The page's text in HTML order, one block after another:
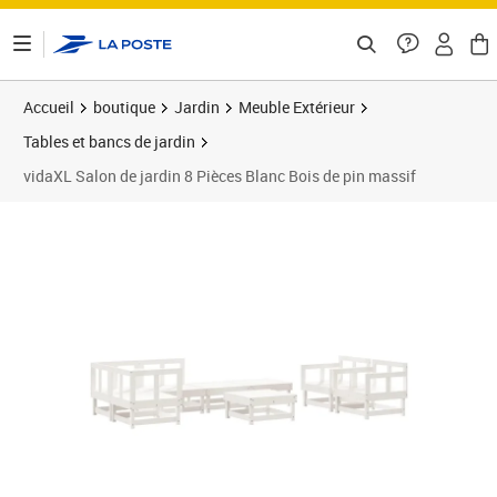
Accueil boutique Jardin
Meuble Extérieur
Tables et bancs de jardin
vidaXL Salon de jardin 8 Pièces Blanc Bois de pin massif